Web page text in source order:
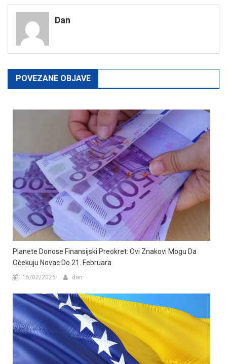
navigation
Dan
POVEZANE OBJAVE
Planete Donose Finansijski Preokret: Ovi Znakovi Mogu Da
Očekuju Novac Do 21. Februara
15/02/2026 dan